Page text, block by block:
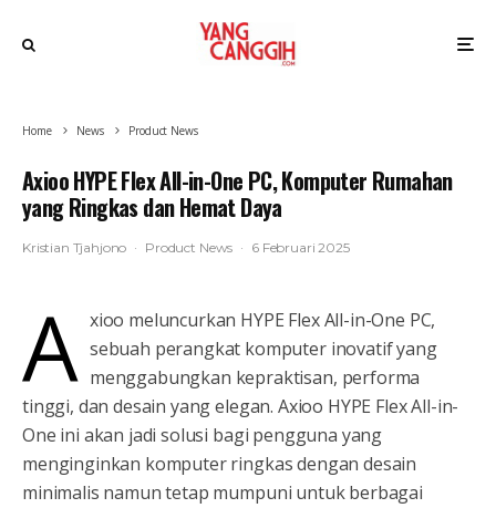
Home News Product News
Axioo HYPE Flex All-in-One PC, Komputer Rumahan
yang Ringkas dan Hemat Daya
Kristian Tjahjono · Product News · 6 Februari 2025
A xioo meluncurkan HYPE Flex All-in-One PC,
sebuah perangkat komputer inovatif yang
menggabungkan kepraktisan, performa
tinggi, dan desain yang elegan. Axioo HYPE Flex All-in-
One ini akan jadi solusi bagi pengguna yang
menginginkan komputer ringkas dengan desain
minimalis namun tetap mumpuni untuk berbagai